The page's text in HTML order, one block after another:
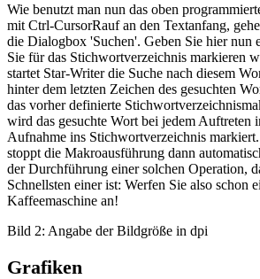
Wie benutzt man nun das oben
mit Ctrl-CursorRauf an den Textanfang,
die Dialogbox 'Suchen'. Geben Sie hier nun
Sie für das Stichwortverzeichnis markieren
startet Star-Writer die Suche nach diesem
hinter dem letzten Zeichen des gesuchten
das vorher definierte
wird das gesuchte Wort bei jedem Auftreten
Aufnahme ins Stichwortverzeichnis
stoppt die Makroausführung dann
der Durchführung einer solchen Operation,
Schnellsten einer ist: Werfen Sie also schon
Kaffeemaschine an!
Bild 2: Angabe der Bildgröße in dpi
Grafiken